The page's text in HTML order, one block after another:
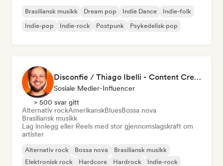
Brasiliansk musikk Dream pop Indie Dance
Indie-folk
Indie-pop
Indie-rock Postpunk Psykedelisk pop
Disconfie / Thiago Ibelli - Content Creator
Sosiale Medier-Influencer
> 500 svar gitt
Alternativ rockAmerikanskBluesBossa nova
Brasiliansk musikk
Lag innlegg eller Reels med stor gjennomslagskraft om
artister
Alternativ rock Bossa nova
Brasiliansk musikk
Elektronisk rock
Hardcore Hardrock Indie-rock